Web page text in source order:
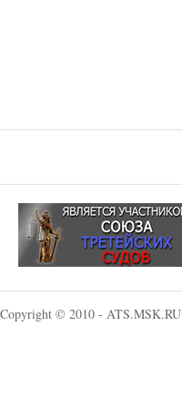
Copyright © 2010 - ATS.MSK.RU